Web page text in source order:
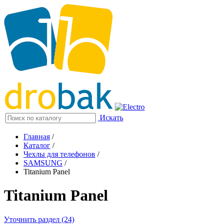
Искать
Главная /
Каталог /
Чехлы для телефонов /
SAMSUNG /
Titanium Panel
Titanium Panel
Уточнить раздел (24)